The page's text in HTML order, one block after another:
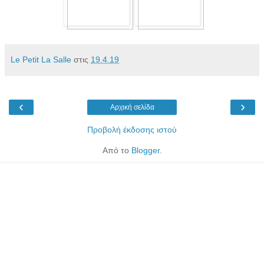
Le Petit La Salle στις 19.4.19
‹ ›
Αρχική σελίδα
Προβολή έκδοσης ιστού
Από το Blogger.